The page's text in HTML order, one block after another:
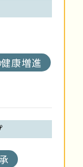
康増進